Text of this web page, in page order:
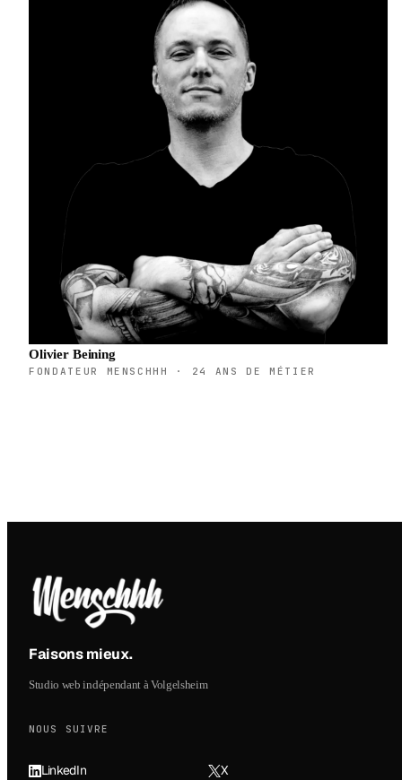
Olivier Beining
FONDATEUR MENSCHHH · 24 ANS DE MÉTIER
Faisons mieux.
Studio web indépendant à Volgelsheim
NOUS SUIVRE
LinkedIn X